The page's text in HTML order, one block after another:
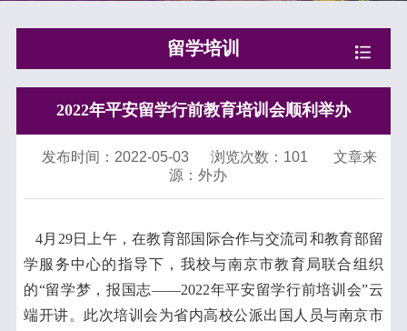
留学培训
2022年平安留学行前教育培训会顺利举办
发布时间：2022-05-03 浏览次数： 101
文章来
源：外办
4月29日上午，在教育部国际合作与交流司和教育部留
学服务中心的指导下，我校与南京市教育局联合组织
的“留学梦，报国志——2022年平安留学行前培训会”云
端开讲。此次培训会为省内高校公派出国人员与南京市